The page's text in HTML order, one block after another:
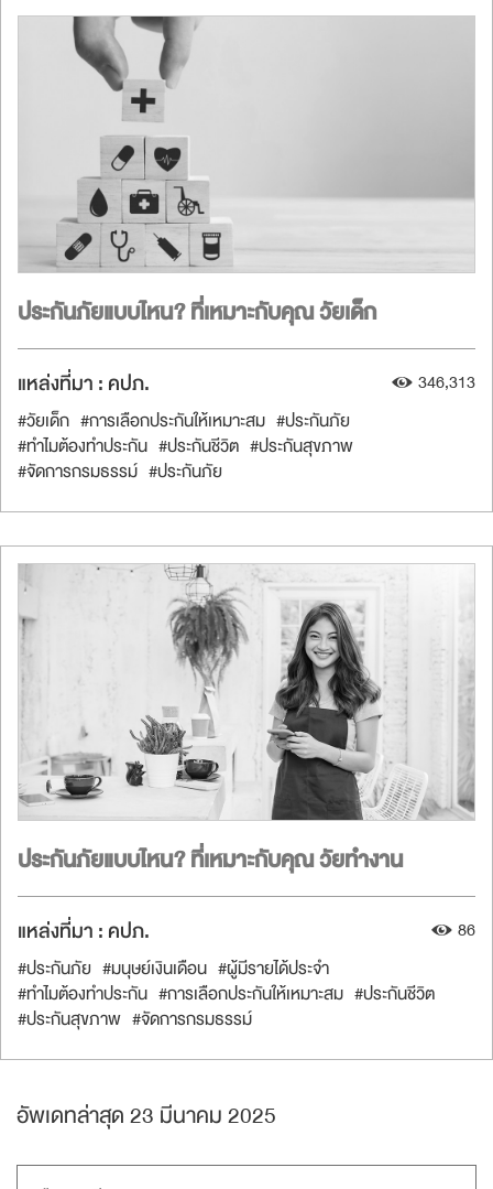
ประกันภัยแบบไหน? ที่เหมาะกับคุณ วัยเด็ก
แหล่งที่มา : คปภ.
#วัยเด็ก #การเลือกประกันให้เหมาะสม #ประกันภัย
#ทำไมต้องทำประกัน #ประกันชีวิต #ประกันสุขภาพ
#จัดการกรมธรรม์ #ประกันภัย
346,313
ประกันภัยแบบไหน? ที่เหมาะกับคุณ วัยทำงาน
แหล่งที่มา : คปภ.
#ประกันภัย #มนุษย์เงินเดือน #ผู้มีรายได้ประจำ
#ทำไมต้องทำประกัน #การเลือกประกันให้เหมาะสม #ประกันชีวิต
#ประกันสุขภาพ #จัดการกรมธรรม์
86
อัพเดทล่าสุด 23 มีนาคม 2025